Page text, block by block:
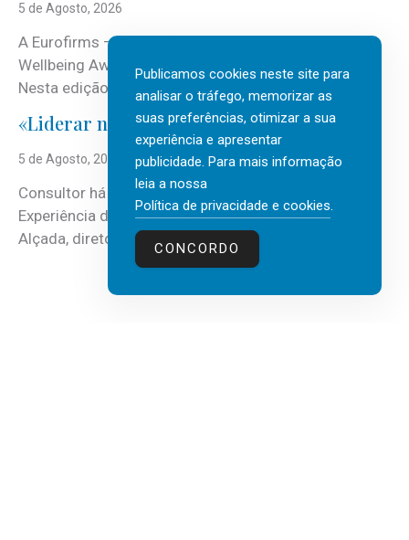
5 de Agosto, 2026
A Eurofirms – People first está de regresso aos
Wellbeing Awards, integrando o Top Wellbeing 2026.
Nesta edição, a multinacional...
«Liderar não é um talento místico.»
5 de Agosto, 2026
Consultor há mais de três décadas nas áreas de
Experiência do Cliente, Vendas e Liderança, Manuel
Alçada, diretor executivo da...
Publicamos cookies neste site para
analisar o tráfego, memorizar as
suas preferências, otimizar a sua
experiência e apresentar
publicidade. Para mais informação
leia a nossa
Política de privacidade e cookies.
CONCORDO